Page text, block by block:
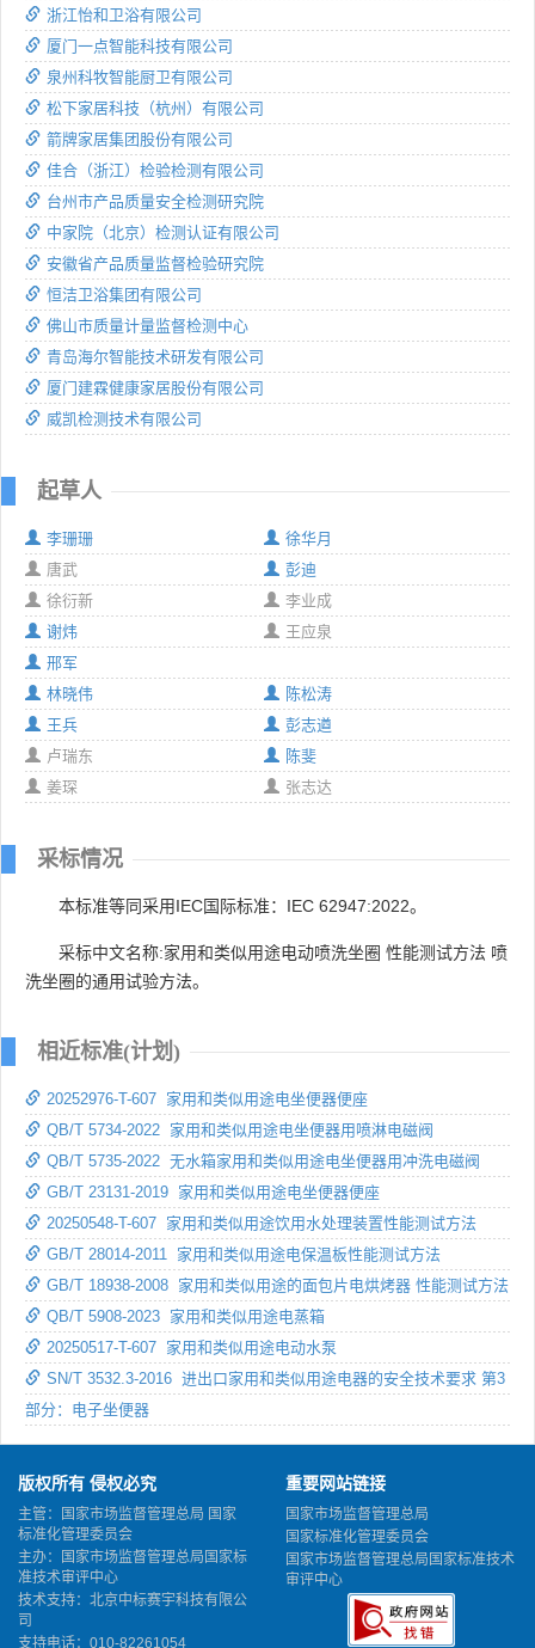
浙江怡和卫浴有限公司
厦门一点智能科技有限公司
泉州科牧智能厨卫有限公司
松下家居科技（杭州）有限公司
箭牌家居集团股份有限公司
佳合（浙江）检验检测有限公司
台州市产品质量安全检测研究院
中家院（北京）检测认证有限公司
安徽省产品质量监督检验研究院
恒洁卫浴集团有限公司
佛山市质量计量监督检测中心
青岛海尔智能技术研发有限公司
厦门建霖健康家居股份有限公司
威凯检测技术有限公司
起草人
李珊珊
徐华月
唐武
彭迪
徐衍新
李业成
谢炜
王应泉
邢军
林晓伟
陈松涛
王兵
彭志遒
卢瑞东
陈斐
姜琛
张志达
采标情况
本标准等同采用IEC国际标准：IEC 62947:2022。
采标中文名称:家用和类似用途电动喷洗坐圈 性能测试方法 喷
洗坐圈的通用试验方法。
相近标准(计划)
20252976-T-607 家用和类似用途电坐便器便座
QB/T 5734-2022 家用和类似用途电坐便器用喷淋电磁阀
QB/T 5735-2022 无水箱家用和类似用途电坐便器用冲洗电磁阀
GB/T 23131-2019 家用和类似用途电坐便器便座
20250548-T-607 家用和类似用途饮用水处理装置性能测试方法
GB/T 28014-2011 家用和类似用途电保温板性能测试方法
GB/T 18938-2008 家用和类似用途的面包片电烘烤器 性能测试方法
QB/T 5908-2023 家用和类似用途电蒸箱
20250517-T-607 家用和类似用途电动水泵
SN/T 3532.3-2016 进出口家用和类似用途电器的安全技术要求 第3
部分：电子坐便器
版权所有 侵权必究
主管：国家市场监督管理总局 国家
标准化管理委员会
主办：国家市场监督管理总局国家标
准技术审评中心
技术支持：北京中标赛宇科技有限公
司
支持电话：010-82261054
重要网站链接
国家市场监督管理总局
国家标准化管理委员会
国家市场监督管理总局国家标准技术
审评中心